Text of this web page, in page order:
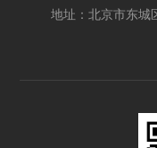
地址：北京市东城